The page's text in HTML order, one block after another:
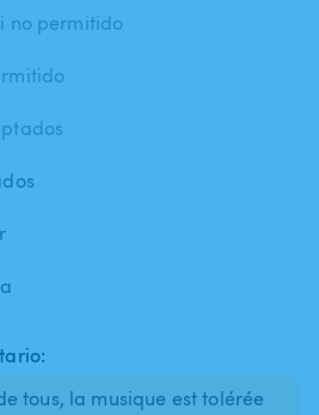
no permitido
tous, la musique est tolérée